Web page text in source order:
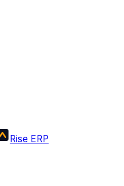
Rise ERP